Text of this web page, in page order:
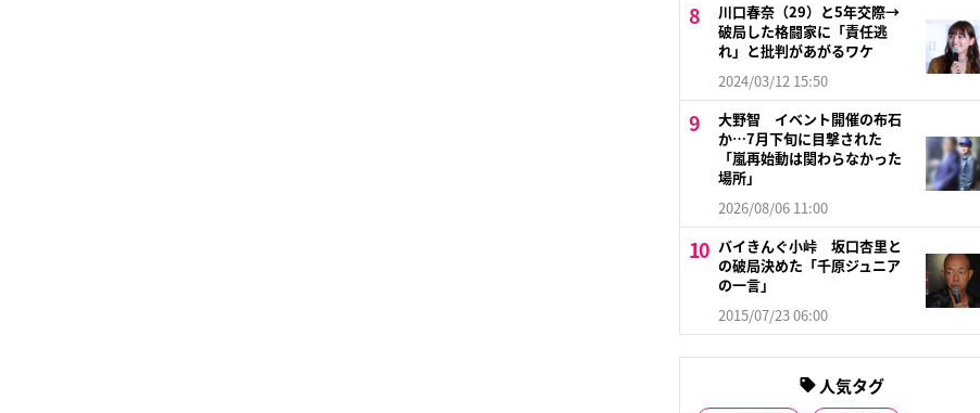
川口春奈（29）と5年交際→
破局した格闘家に「責任逃
れ」と批判があがるワケ
2024/03/12 15:50
大野智 イベント開催の布石
か…7月下旬に目撃された
「嵐再始動は関わらなかった
場所」
2026/08/06 11:00
バイきんぐ小峠 坂口杏里と
の破局決めた「千原ジュニア
の一言」
2015/07/23 06:00
人気タグ